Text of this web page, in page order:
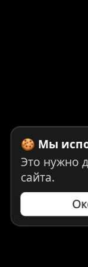
🍪 Мы
Это нужно
сайта.